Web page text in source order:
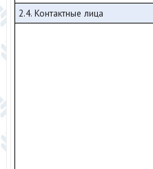
2.4. Контактные лица